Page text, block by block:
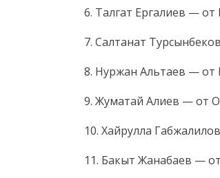
6. Талгат Ергалиев —
7. Салтанат
8. Нуржан Альтаев — от
9. Жуматай Алиев — от
10. Хайрулла
11. Бакыт Жанабаев —